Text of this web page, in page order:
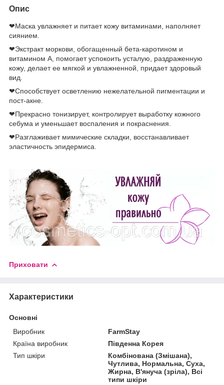
Опис
❤Маска увлажняет и питает кожу витаминами, наполняет
сиянием.
❤Экстракт моркови, обогащенный бета-каротином и
витамином А, помогает успокоить усталую, раздраженную
кожу, делает ее мягкой и увлажненной, придает здоровый
вид.
❤Способствует осветлению нежелательной пигментации и
пост-акне.
❤Прекрасно тонизирует, контролирует выработку кожного
себума и уменьшает воспаления и покраснения.
❤Разглаживает мимические складки, восстанавливает
эластичность эпидермиса.
Приховати
Характеристики
Основні
Виробник
FarmStay
Країна виробник
Південна Корея
Тип шкіри
Комбінована (Змішана),
Чутлива, Нормальна, Суха,
Жирна, В'януча (зріла), Всі
типи шкіри